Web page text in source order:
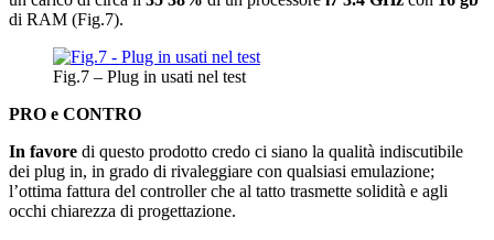
di RAM (Fig.7).
Fig.7 – Plug in usati nel test
PRO e CONTRO
In favore di questo prodotto credo ci siano la qualità indiscutibile
dei plug in, in grado di rivaleggiare con qualsiasi emulazione;
l’ottima fattura del controller che al tatto trasmette solidità e agli
occhi chiarezza di progettazione.